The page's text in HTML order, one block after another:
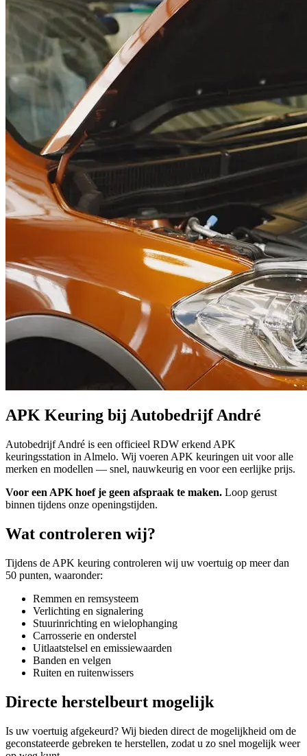
APK Keuring bij Autobedrijf André
Autobedrijf André is een officieel RDW erkend APK
keuringsstation in Almelo. Wij voeren APK keuringen uit voor alle
merken en modellen — snel, nauwkeurig en voor een eerlijke prijs.
Voor een APK hoef je geen afspraak te maken. Loop gerust
binnen tijdens onze openingstijden.
Wat controleren wij?
Tijdens de APK keuring controleren wij uw voertuig op meer dan
50 punten, waaronder:
Remmen en remsysteem
Verlichting en signalering
Stuurinrichting en wielophanging
Carrosserie en onderstel
Uitlaatstelsel en emissiewaarden
Banden en velgen
Ruiten en ruitenwissers
Directe herstelbeurt mogelijk
Is uw voertuig afgekeurd? Wij bieden direct de mogelijkheid om de
geconstateerde gebreken te herstellen, zodat u zo snel mogelijk weer